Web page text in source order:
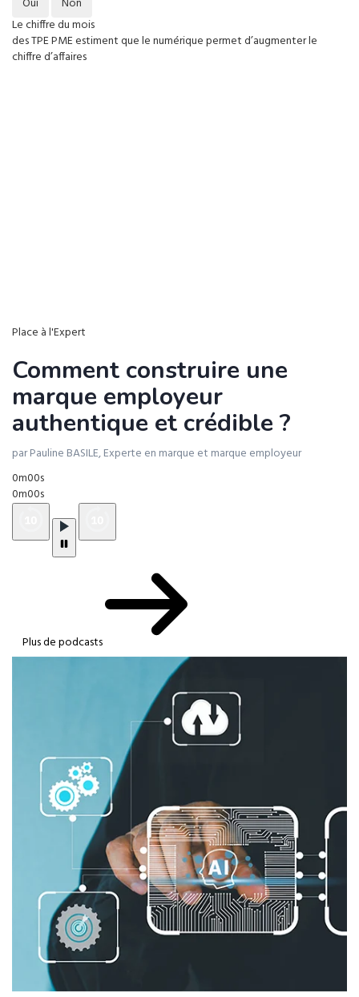
Le chiffre du mois
des TPE PME estiment que le numérique permet d’augmenter le
chiffre d’affaires
Place à l'Expert
Comment construire une
marque employeur
authentique et crédible ?
par Pauline BASILE, Experte en marque et marque employeur
0m00s
0m00s
Plus de podcasts